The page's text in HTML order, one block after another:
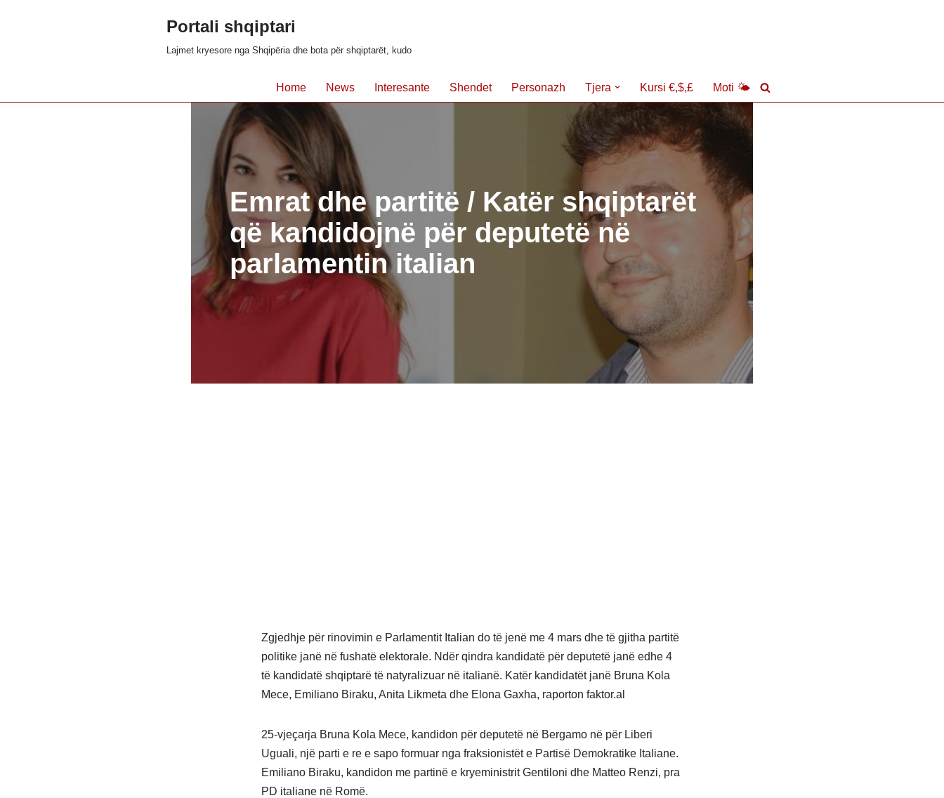
Portali shqiptari
Lajmet kryesore nga Shqipëria dhe bota për shqiptarët, kudo
Home News Interesante Shendet Personazh Tjera Kursi €,$,£ Moti 🌤
Emrat dhe partitë / Katër shqiptarët
që kandidojnë për deputetë në
parlamentin italian
Zgjedhje për rinovimin e Parlamentit Italian do të jenë me 4 mars dhe të gjitha partitë
politike janë në fushatë elektorale. Ndër qindra kandidatë për deputetë janë edhe 4
të kandidatë shqiptarë të natyralizuar në italianë. Katër kandidatët janë Bruna Kola
Mece, Emiliano Biraku, Anita Likmeta dhe Elona Gaxha, raporton faktor.al
25-vjeçarja Bruna Kola Mece, kandidon për deputetë në Bergamo në për Liberi
Uguali, një parti e re e sapo formuar nga fraksionistët e Partisë Demokratike Italiane.
Emiliano Biraku, kandidon me partinë e kryeministrit Gentiloni dhe Matteo Renzi, pra
PD italiane në Romë.